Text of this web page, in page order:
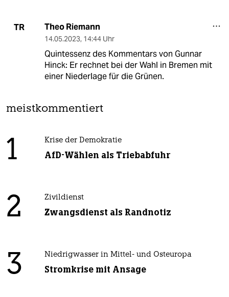
TR Theo Riemann
14.05.2023, 14:44 Uhr
Quintessenz des Kommentars von Gunnar
Hinck: Er rechnet bei der Wahl in Bremen mit
einer Niederlage für die Grünen.
meistkommentiert
1 Krise der Demokratie
AfD-Wählen als Triebabfuhr
2 Zivildienst
Zwangsdienst als Randnotiz
3 Niedrigwasser in Mittel- und Osteuropa
Stromkrise mit Ansage